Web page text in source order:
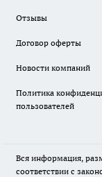
Отзывы
Договор оферты
Новости компаний
Политика
пользователей
Вся информация,
соответствии с